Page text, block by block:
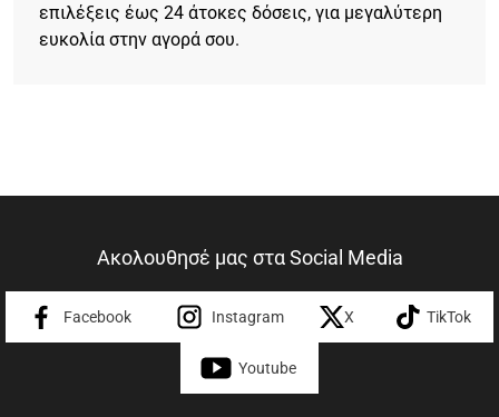
επιλέξεις έως 24 άτοκες δόσεις, για μεγαλύτερη
ευκολία στην αγορά σου.
Ακολουθησέ μας στα Social Media
Facebook Instagram X TikTok
Youtube